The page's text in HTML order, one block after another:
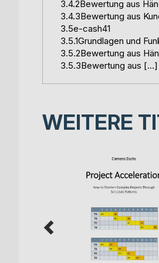
3.4.2Bewertung aus
3.4.3Bewertung aus
3.5e-cash41
3.5.1Grundlagen und
3.5.2Bewertung aus
3.5.3Bewertung aus […]
WEITERE